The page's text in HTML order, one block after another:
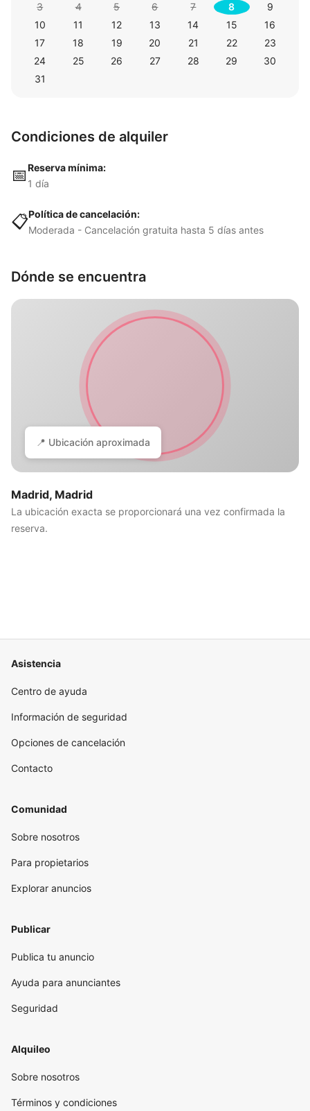
3
4 5 6 7 8
9
10
11 12 13 14 15
16
17
18 19 20 21 22
23
24
25 26 27 28 29
30
31
Condiciones de alquiler
📅Reserva mínima:
1 día
📋Política de cancelación:
Moderada - Cancelación gratuita hasta 5 días antes
Dónde se encuentra
📍 Ubicación aproximada
Madrid, Madrid
La ubicación exacta se proporcionará una vez confirmada la
reserva.
Asistencia
Centro de ayuda
Información de seguridad
Opciones de cancelación
Contacto
Comunidad
Sobre nosotros
Para propietarios
Explorar anuncios
Publicar
Publica tu anuncio
Ayuda para anunciantes
Seguridad
Alquileo
Sobre nosotros
Términos y condiciones